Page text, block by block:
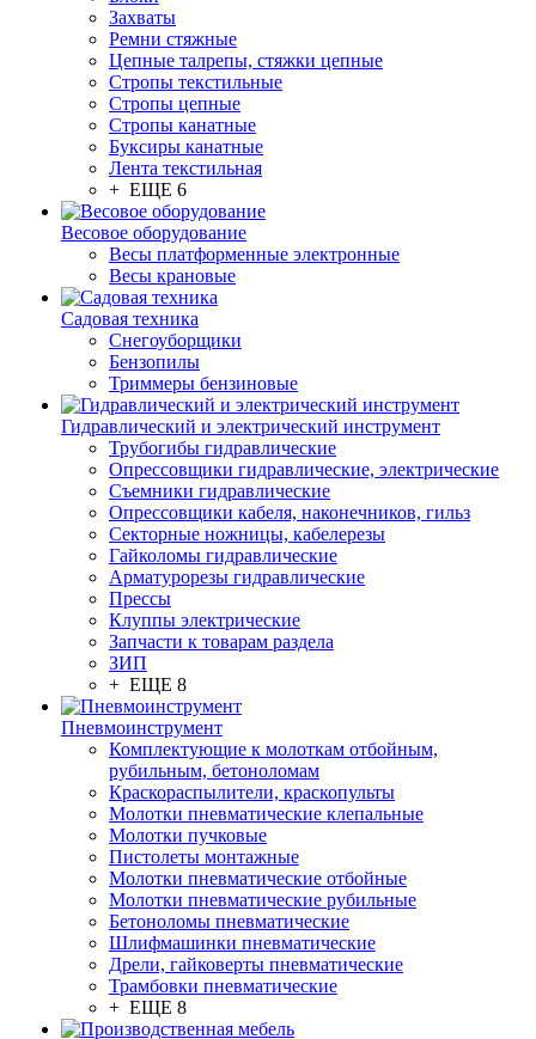
Захваты
Ремни стяжные
Цепные талрепы, стяжки цепные
Стропы текстильные
Стропы цепные
Стропы канатные
Буксиры канатные
Лента текстильная
+ ЕЩЕ 6
Весовое оборудование
Весы платформенные электронные
Весы крановые
Садовая техника
Снегоуборщики
Бензопилы
Триммеры бензиновые
Гидравлический и электрический инструмент
Трубогибы гидравлические
Опрессовщики гидравлические, электрические
Съемники гидравлические
Опрессовщики кабеля, наконечников, гильз
Секторные ножницы, кабелерезы
Гайколомы гидравлические
Арматурорезы гидравлические
Прессы
Клуппы электрические
Запчасти к товарам раздела
ЗИП
+ ЕЩЕ 8
Пневмоинструмент
Комплектующие к молоткам отбойным,
рубильным, бетоноломам
Краскораспылители, краскопульты
Молотки пневматические клепальные
Молотки пучковые
Пистолеты монтажные
Молотки пневматические отбойные
Молотки пневматические рубильные
Бетоноломы пневматические
Шлифмашинки пневматические
Дрели, гайковерты пневматические
Трамбовки пневматические
+ ЕЩЕ 8